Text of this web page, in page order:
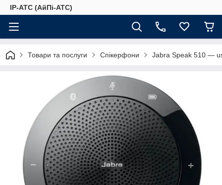
IP-АТС (АйПі-АТС)
Товари та послуги Спікерфони Jabra Speak 510 —